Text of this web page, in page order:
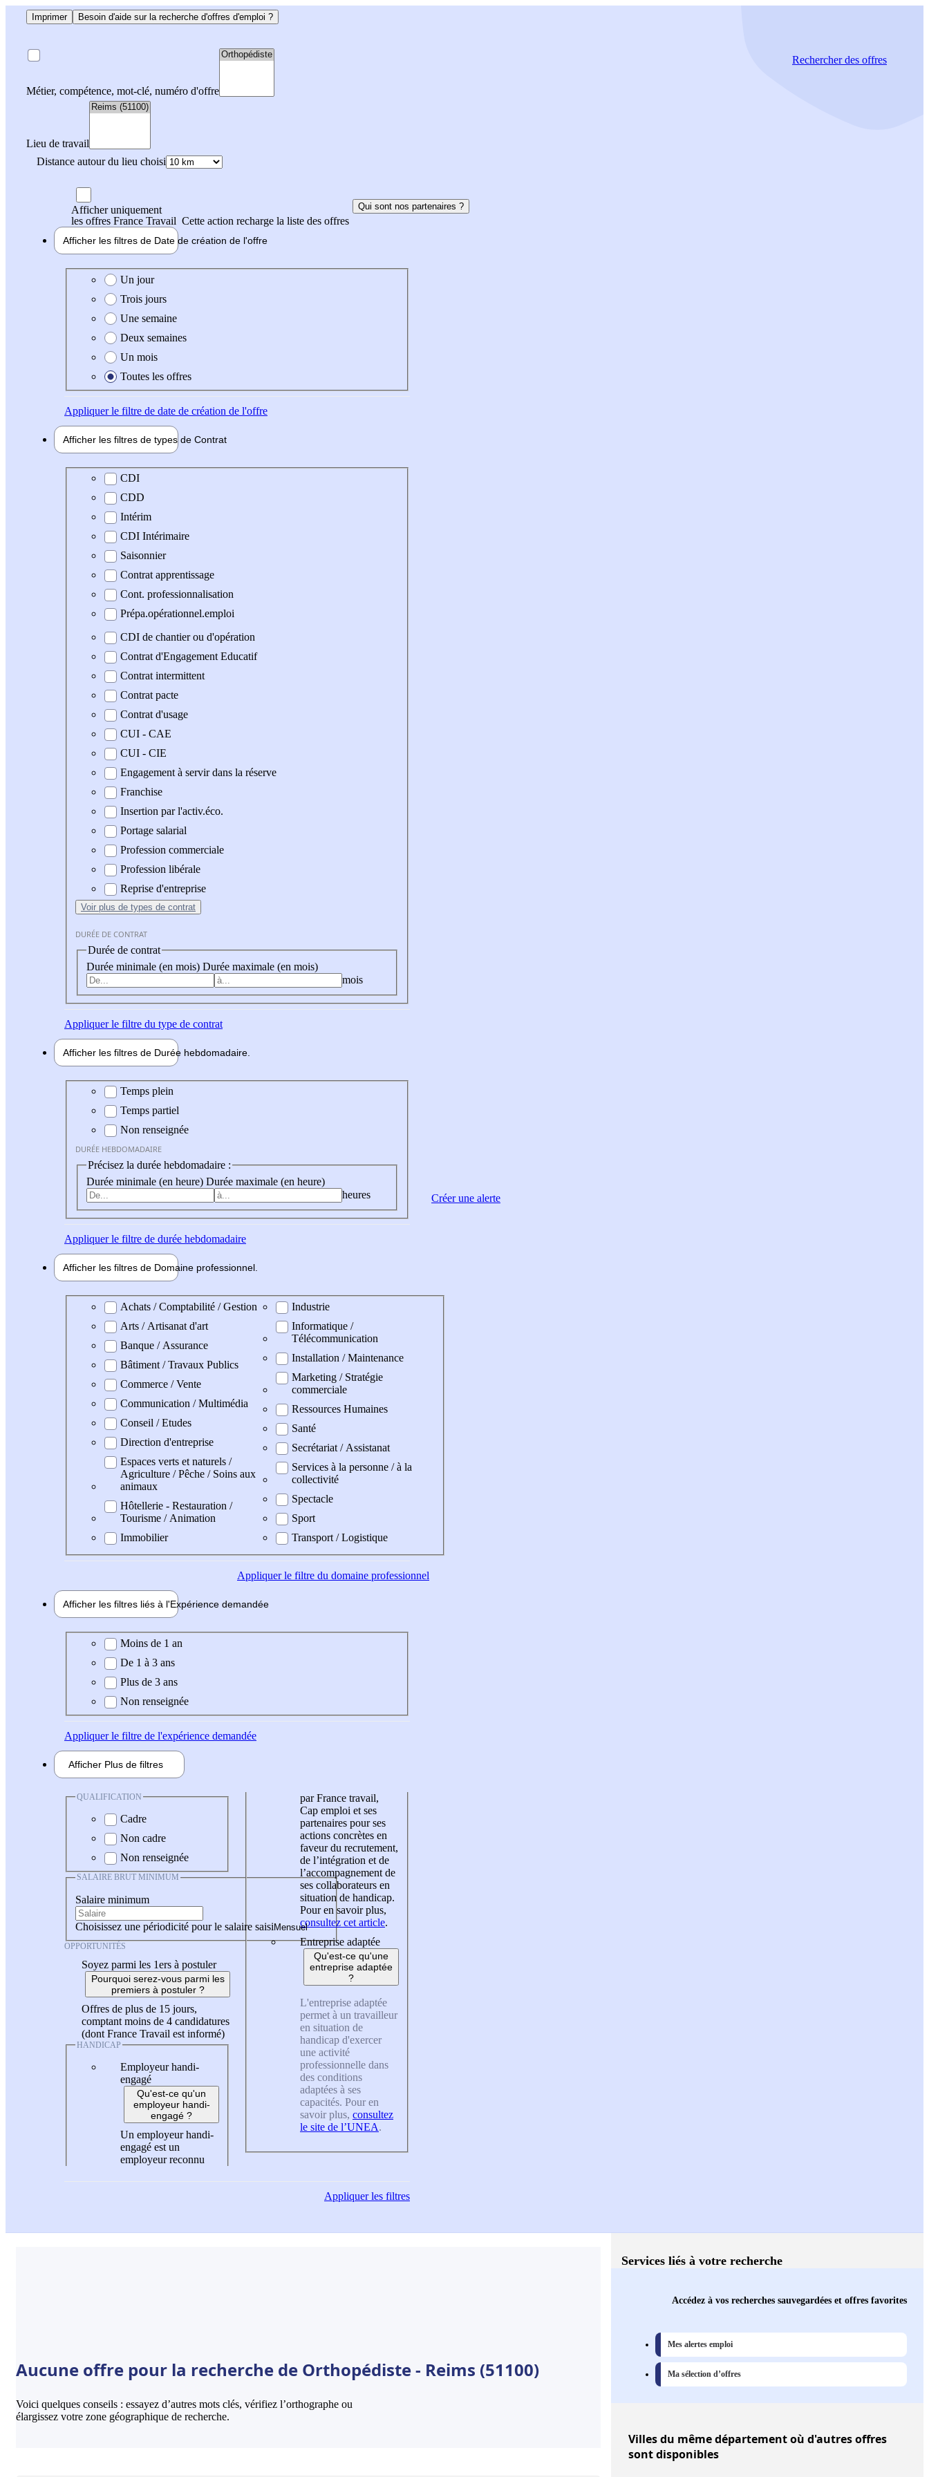
Imprimer Besoin d'aide sur la recherche d'offres d'emploi ?
Métier, compétence, mot-clé, numéro d'offre
Lieu de travail
Distance autour du lieu choisi
Rechercherdes offres
Afficher uniquement
les offres France Travail Cette action recharge la liste des offres
Qui sont nos partenaires ?
Afficher les filtres de Date de création de l'offre
Date de création de l'offre
Un jour
Trois jours
Une semaine
Deux semaines
Un mois
Toutes les offres
Appliquerle filtre de date de création de l'offre
Afficher les filtres de types de Contrat
Type de contrat
CDI
CDD
Intérim
CDI Intérimaire
Saisonnier
Contrat apprentissage
Cont. professionnalisation
Prépa.opérationnel.emploi
CDI de chantier ou d'opération
Contrat d'Engagement Educatif
Contrat intermittent
Contrat pacte
Contrat d'usage
CUI - CAE
CUI - CIE
Engagement à servir dans la réserve
Franchise
Insertion par l'activ.éco.
Portage salarial
Profession commerciale
Profession libérale
Reprise d'entreprise
Voir plus de types de contrat
DURÉE DE CONTRAT
Durée de contrat
Durée minimale (en mois) Durée maximale (en mois)
mois
Appliquerle filtre du type de contrat
Afficher les filtres de Durée hebdomadaire
Durée hebdomadaire
Temps plein
Temps partiel
Non renseignée
DURÉE HEBDOMADAIRE
Précisez la durée hebdomadaire :
Durée minimale (en heure) Durée maximale (en heure)
heures
Appliquerle filtre de durée hebdomadaire
Afficher les filtres de Domaine professionnel
Domaine professionel
Achats / Comptabilité / Gestion
Arts / Artisanat d'art
Banque / Assurance
Bâtiment / Travaux Publics
Commerce / Vente
Communication / Multimédia
Conseil / Etudes
Direction d'entreprise
Espaces verts et naturels /
Agriculture / Pêche / Soins aux
animaux
Hôtellerie - Restauration /
Tourisme / Animation
Immobilier
Industrie
Informatique /
Télécommunication
Installation / Maintenance
Marketing / Stratégie
commerciale
Ressources Humaines
Santé
Secrétariat / Assistanat
Services à la personne / à la
collectivité
Spectacle
Sport
Transport / Logistique
Appliquerle filtre du domaine professionnel
Afficher les filtres liés à l'Expérience demandée
Expérience demandée
Moins de 1 an
De 1 à 3 ans
Plus de 3 ans
Non renseignée
Appliquerle filtre de l'expérience demandée
Afficher Plus de filtres
QUALIFICATION
Cadre
Non cadre
Non renseignée
SALAIRE BRUT MINIMUM
Salaire minimum
Choisissez une périodicité pour le salaire saisi
OPPORTUNITÉS
Soyez parmi les 1ers à postuler
Pourquoi serez-vous parmi les
premiers à postuler ?
Offres de plus de 15 jours,
comptant moins de 4 candidatures
(dont France Travail est informé)
HANDICAP
Employeur handi-
engagé
Qu'est-ce qu'un
employeur handi-
engagé ?
Un employeur handi-
engagé est un
employeur reconnu
par France travail,
Cap emploi et ses
partenaires pour ses
actions concrètes en
faveur du recrutement,
de l’intégration et de
l’accompagnement de
ses collaborateurs en
situation de handicap.
Pour en savoir plus,
consultez cet article.
Entreprise adaptée
Qu'est-ce qu'une
entreprise adaptée
?
L'entreprise adaptée
permet à un travailleur
en situation de
handicap d'exercer
une activité
professionnelle dans
des conditions
adaptées à ses
capacités. Pour en
savoir plus, consultez
le site de l’UNEA.
Appliquerles filtres
Créer une alerte
Aucune offre pour la recherche de Orthopédiste - Reims (51100)
Voici quelques conseils : essayez d’autres mots clés, vérifiez l’orthographe ou
élargissez votre zone géographique de recherche.
Services liés à votre recherche
Accédez à vos recherches sauvegardées et offres favorites
Mes alertes emploi
Ma sélection d’offres
Villesdu même département où d'autres offres
sont disponibles